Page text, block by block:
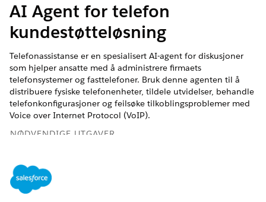
AI Agent for telefon
kundestøtteløsning
Telefonassistanse er en spesialisert AI-agent for diskusjoner
som hjelper ansatte med å administrere firmaets
telefonsystemer og fasttelefoner. Bruk denne agenten til å
distribuere fysiske telefonenheter, tildele utvidelser, behandle
telefonkonfigurasjoner og feilsøke tilkoblingsproblemer med
Voice over Internet Protocol (VoIP).
NØDVENDIGE UTGAVER
Tilgjengelig i Lightning Experience
Tilgjengelig i
med Agentforce IT Service.